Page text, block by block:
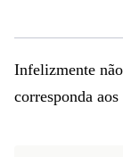
Infelizmente
corresponda